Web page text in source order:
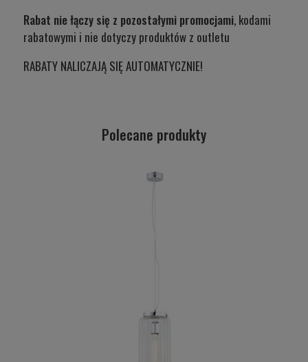
Rabat nie łączy się z pozostałymi promocjami, kodami
rabatowymi i nie dotyczy produktów z outletu
RABATY NALICZAJĄ SIĘ AUTOMATYCZNIE!
Polecane produkty